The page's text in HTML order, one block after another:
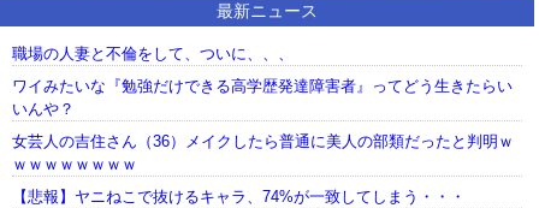
最新ニュース
職場の人妻と不倫をして、ついに、、、
ワイみたいな『勉強だけできる高学歴発達障害者』ってどう生きたらい
いんや？
女芸人の吉住さん（36）メイクしたら普通に美人の部類だったと判明ｗ
ｗｗｗｗｗｗｗｗ
【悲報】ヤニねこで抜けるキャラ、74%が一致してしまう・・・